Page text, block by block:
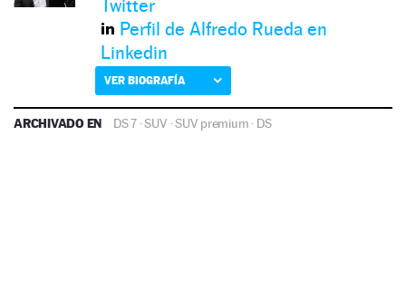
Twitter
Perfil de Alfredo Rueda en
Linkedin
VER BIOGRAFÍA
ARCHIVADO EN DS 7 ·SUV ·SUV premium · DS